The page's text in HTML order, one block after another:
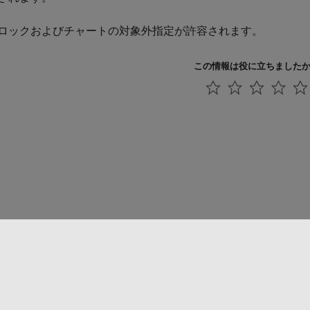
ックおよびチャートの対象外指定が許容されます。
この情報は役に立ちました